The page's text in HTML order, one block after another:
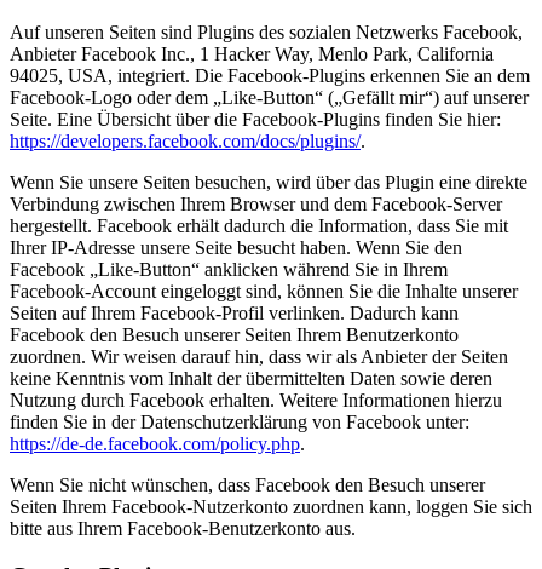
Auf unseren Seiten sind Plugins des sozialen Netzwerks Facebook,
Anbieter Facebook Inc., 1 Hacker Way, Menlo Park, California
94025, USA, integriert. Die Facebook-Plugins erkennen Sie an dem
Facebook-Logo oder dem „Like-Button“ („Gefällt mir“) auf unserer
Seite. Eine Übersicht über die Facebook-Plugins finden Sie hier:
https://developers.facebook.com/docs/plugins/.
Wenn Sie unsere Seiten besuchen, wird über das Plugin eine direkte
Verbindung zwischen Ihrem Browser und dem Facebook-Server
hergestellt. Facebook erhält dadurch die Information, dass Sie mit
Ihrer IP-Adresse unsere Seite besucht haben. Wenn Sie den
Facebook „Like-Button“ anklicken während Sie in Ihrem
Facebook-Account eingeloggt sind, können Sie die Inhalte unserer
Seiten auf Ihrem Facebook-Profil verlinken. Dadurch kann
Facebook den Besuch unserer Seiten Ihrem Benutzerkonto
zuordnen. Wir weisen darauf hin, dass wir als Anbieter der Seiten
keine Kenntnis vom Inhalt der übermittelten Daten sowie deren
Nutzung durch Facebook erhalten. Weitere Informationen hierzu
finden Sie in der Datenschutzerklärung von Facebook unter:
https://de-de.facebook.com/policy.php.
Wenn Sie nicht wünschen, dass Facebook den Besuch unserer
Seiten Ihrem Facebook-Nutzerkonto zuordnen kann, loggen Sie sich
bitte aus Ihrem Facebook-Benutzerkonto aus.